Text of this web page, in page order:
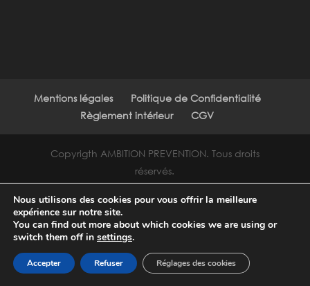
Mentions légales
Politique de Confidentialité
Règlement intérieur
CGV
Copyrigth AMBITION PREVENTION. Tous droits
réservés.
Nous utilisons des cookies pour vous offrir la meilleure
expérience sur notre site.
You can find out more about which cookies we are using or
switch them off in settings.
Accepter Refuser Réglages des cookies